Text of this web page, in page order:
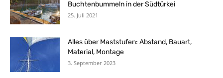
Buchtenbummeln in der Südtürkei
25. Juli 2021
Alles über Maststufen: Abstand, Bauart,
Material, Montage
3. September 2023